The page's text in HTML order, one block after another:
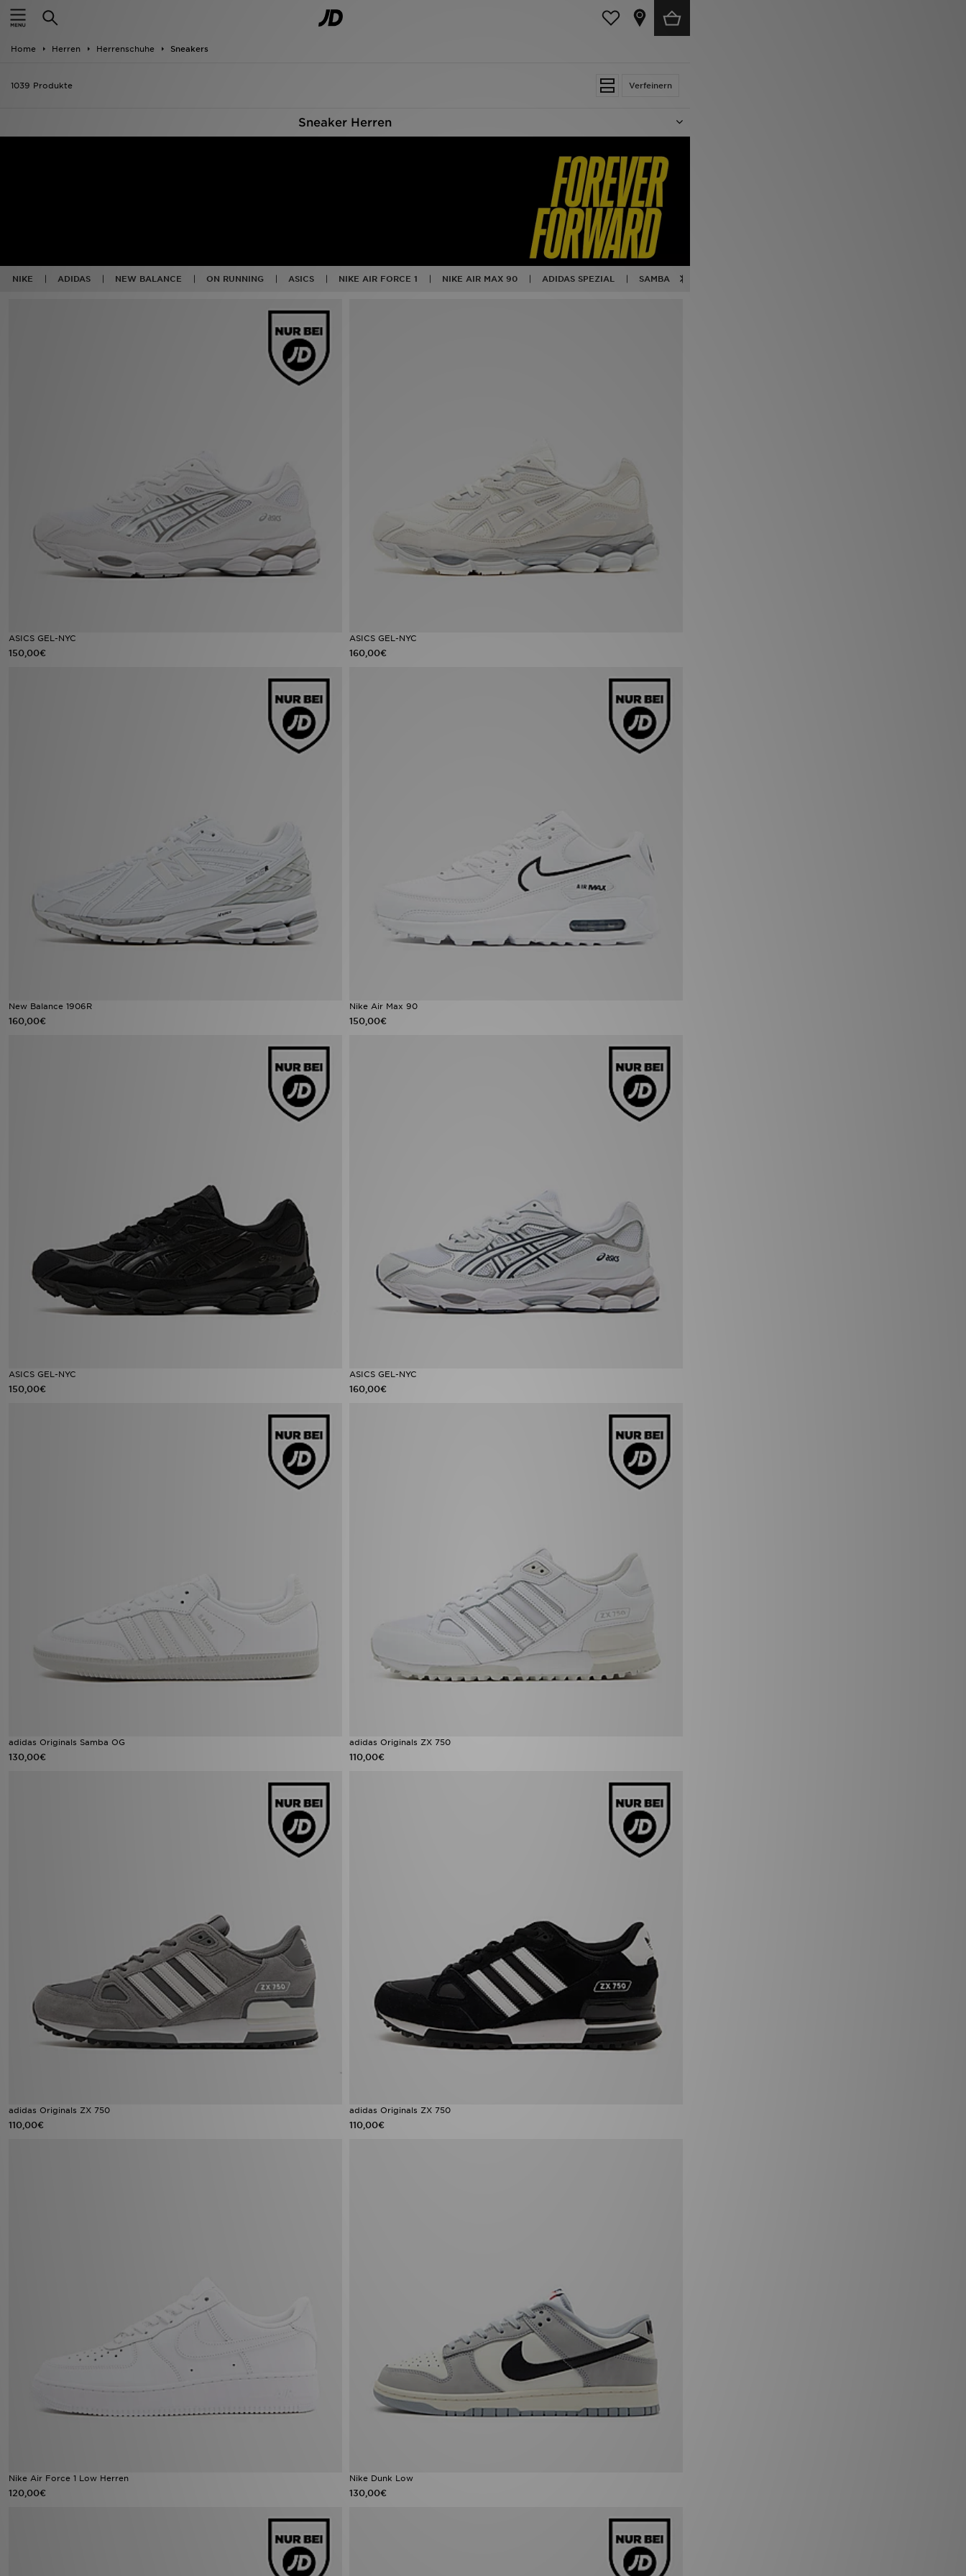
Home Herren Herrenschuhe Sneakers
Verfeinern
1039 Produkte
Sneaker Herren
NIKE ADIDAS NEW BALANCE ON RUNNING ASICS NIKE AIR FORCE 1 NIKE AIR MAX 90 ADIDAS SPEZIAL SAMBA
ASICS GEL-NYC
150,00€
ASICS GEL-NYC
160,00€
New Balance 1906R
160,00€
Nike Air Max 90
150,00€
ASICS GEL-NYC
150,00€
ASICS GEL-NYC
160,00€
adidas Originals Samba OG
130,00€
adidas Originals ZX 750
110,00€
adidas Originals ZX 750
110,00€
adidas Originals ZX 750
110,00€
Nike Air Force 1 Low Herren
120,00€
Nike Dunk Low
130,00€
ANGEBOTE
Herren